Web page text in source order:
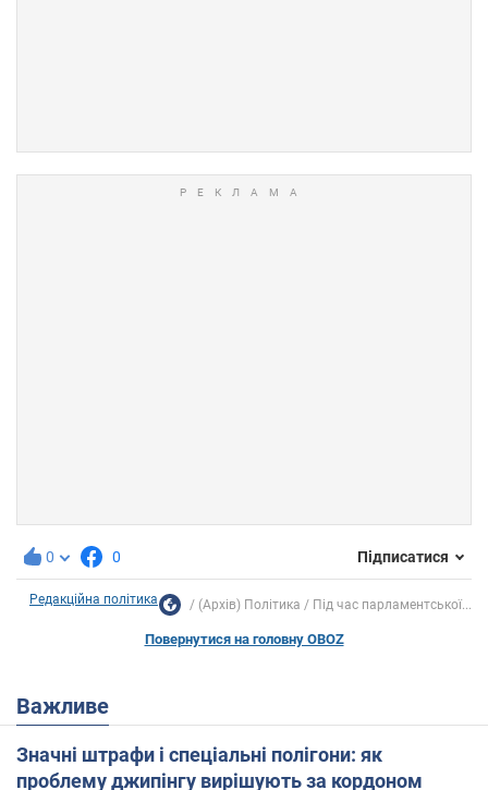
0 0 Підписатися
Редакційна політика (Архів) Політика Під час парламентської...
Повернутися на головну OBOZ
Важливе
Значні штрафи і спеціальні полігони: як
проблему джипінгу вирішують за кордоном